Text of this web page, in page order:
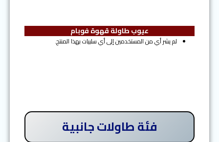
عيوب طاولة قهوة فوبام
لم يشر أي من المستخدمين إلى أي سلبيات بهذا المنتج.
فئة طاولات جانبية